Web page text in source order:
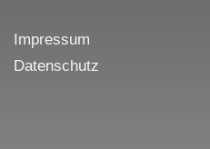
Impressum
Datenschutz